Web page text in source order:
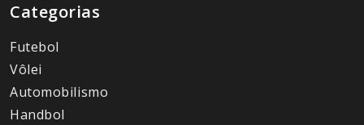
Categorias
Futebol
Vôlei
Automobilismo
Handbol